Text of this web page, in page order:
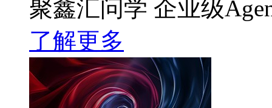
聚鑫汇问学 企业级
了解更多